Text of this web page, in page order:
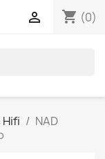
shopping_cart (0)

NAD